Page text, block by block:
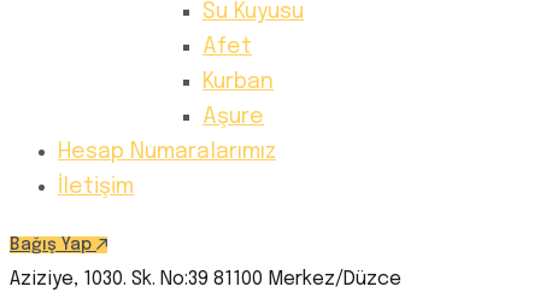
Su Kuyusu
Afet
Kurban
Aşure
Hesap Numaralarımız
İletişim
Bağış Yap
Aziziye, 1030. Sk. No:39 81100 Merkez/Düzce